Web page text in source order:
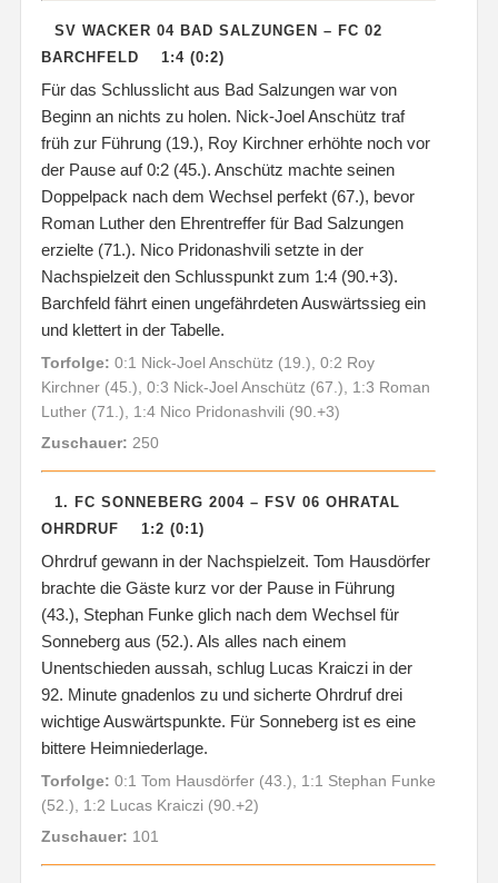
SV WACKER 04 BAD SALZUNGEN – FC 02
BARCHFELD 1:4 (0:2)
Für das Schlusslicht aus Bad Salzungen war von
Beginn an nichts zu holen. Nick-Joel Anschütz traf
früh zur Führung (19.), Roy Kirchner erhöhte noch vor
der Pause auf 0:2 (45.). Anschütz machte seinen
Doppelpack nach dem Wechsel perfekt (67.), bevor
Roman Luther den Ehrentreffer für Bad Salzungen
erzielte (71.). Nico Pridonashvili setzte in der
Nachspielzeit den Schlusspunkt zum 1:4 (90.+3).
Barchfeld fährt einen ungefährdeten Auswärtssieg ein
und klettert in der Tabelle.
Torfolge: 0:1 Nick-Joel Anschütz (19.), 0:2 Roy
Kirchner (45.), 0:3 Nick-Joel Anschütz (67.), 1:3 Roman
Luther (71.), 1:4 Nico Pridonashvili (90.+3)
Zuschauer: 250
1. FC SONNEBERG 2004 – FSV 06 OHRATAL
OHRDRUF 1:2 (0:1)
Ohrdruf gewann in der Nachspielzeit. Tom Hausdörfer
brachte die Gäste kurz vor der Pause in Führung
(43.), Stephan Funke glich nach dem Wechsel für
Sonneberg aus (52.). Als alles nach einem
Unentschieden aussah, schlug Lucas Kraiczi in der
92. Minute gnadenlos zu und sicherte Ohrdruf drei
wichtige Auswärtspunkte. Für Sonneberg ist es eine
bittere Heimniederlage.
Torfolge: 0:1 Tom Hausdörfer (43.), 1:1 Stephan Funke
(52.), 1:2 Lucas Kraiczi (90.+2)
Zuschauer: 101